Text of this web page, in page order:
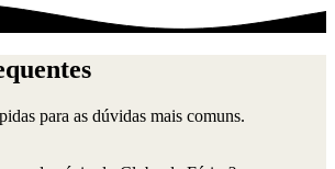
para as dúvidas mais comuns.